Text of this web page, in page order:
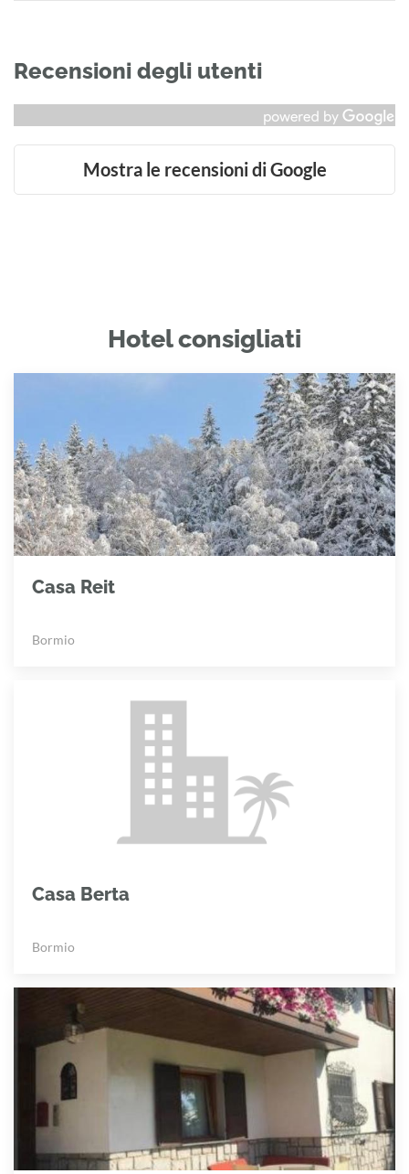
Recensioni degli utenti
Mostra le recensioni di Google
Hotel consigliati
Casa Reit
Bormio
Casa Berta
Bormio